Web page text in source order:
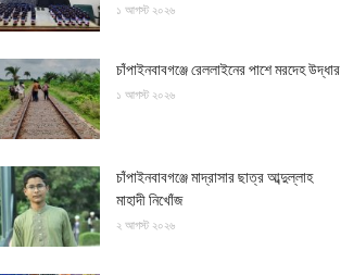
১ আগস্ট ২০২৬
চাঁপাইনবাবগঞ্জে রেললাইনের পাশে মরদেহ উদ্ধার
১ আগস্ট ২০২৬
চাঁপাইনবাবগঞ্জে মাদ্রাসার ছাত্র আব্দুল্লাহ
মাহাদী নিখোঁজ
২ আগস্ট ২০২৬